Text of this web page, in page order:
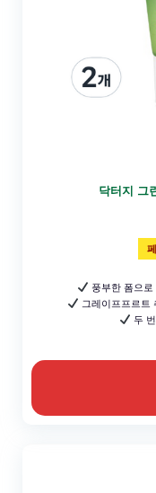
닥터지 그
풍부한 폼으
그레이프프르트
두